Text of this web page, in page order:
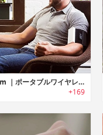
QardioArm ｜ポータブルワイヤレス血圧モニター「カディオアーム」
+169